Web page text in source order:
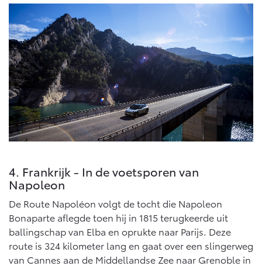
4. Frankrijk - In de voetsporen van
Napoleon
De Route Napoléon volgt de tocht die Napoleon
Bonaparte aflegde toen hij in 1815 terugkeerde uit
ballingschap van Elba en oprukte naar Parijs. Deze
route is 324 kilometer lang en gaat over een slingerweg
van Cannes aan de Middellandse Zee naar Grenoble in